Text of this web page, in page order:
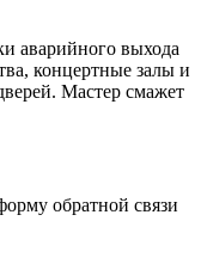
аварийного выхода
концертные залы и
Мастер смажет
обратной связи